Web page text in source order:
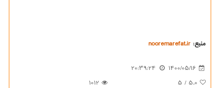
منبع: nooremarefat.ir
1400/05/16
20:39:24
5.0
/
5
1012